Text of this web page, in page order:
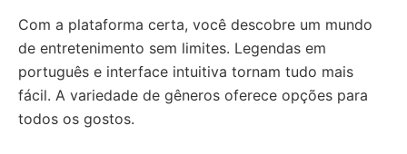
Com a plataforma certa, você descobre um mundo
de entretenimento sem limites. Legendas em
português e interface intuitiva tornam tudo mais
fácil. A variedade de gêneros oferece opções para
todos os gostos.